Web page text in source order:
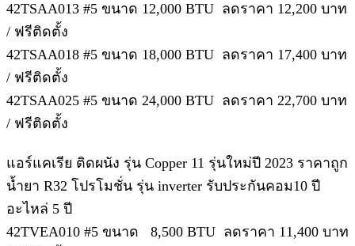
42TSAA013 #5 ขนาด 12,000 BTU ลดราคา 12,200 บาท
/ ฟรีติดตั้ง
42TSAA018 #5 ขนาด 18,000 BTU ลดราคา 17,400 บาท
/ ฟรีติดตั้ง
42TSAA025 #5 ขนาด 24,000 BTU ลดราคา 22,700 บาท
/ ฟรีติดตั้ง
แอร์แคเรีย ติดผนัง รุ่น Copper 11 รุ่นใหม่ปี 2023 ราคาถูก
น้ำยา R32 โปรโมชั่น รุ่น inverter รับประกันคอม10 ปี
อะไหล่ 5 ปี
42TVEA010 #5 ขนาด 8,500 BTU ลดราคา 11,400 บาท